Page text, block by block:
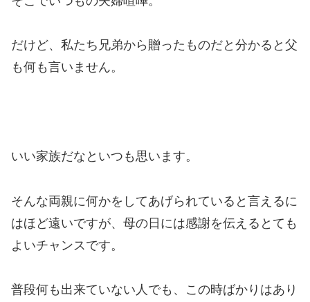
だけど、私たち兄弟から贈ったものだと分かると父
も何も言いません。
いい家族だなといつも思います。
そんな両親に何かをしてあげられていると言えるに
はほど遠いですが、母の日には感謝を伝えるとても
よいチャンスです。
普段何も出来ていない人でも、この時ばかりはあり